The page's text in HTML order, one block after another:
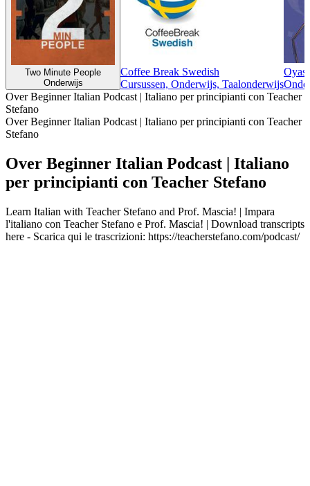
Two Minute People
Onderwijs
Coffee Break Swedish
Cursussen, Onderwijs, Taalonderwijs
Over Beginner Italian Podcast | Italiano per principianti con Teacher
Stefano
Over Beginner Italian Podcast | Italiano per principianti con Teacher
Stefano
Over Beginner Italian Podcast | Italiano
per principianti con Teacher Stefano
Learn Italian with Teacher Stefano and Prof. Mascia! | Impara
l'italiano con Teacher Stefano e Prof. Mascia! | Download transcripts
here - Scarica qui le trascrizioni: https://teacherstefano.com/podcast/